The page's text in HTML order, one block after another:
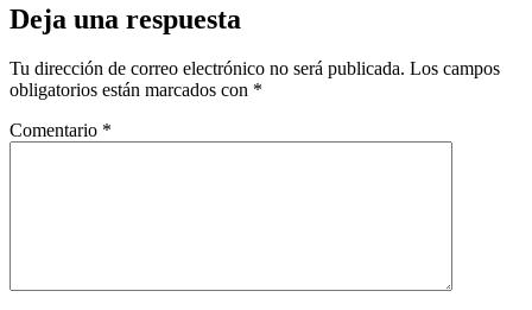
Deja una respuesta
Tu dirección de correo electrónico no será publicada. Los campos
obligatorios están marcados con *
Comentario *